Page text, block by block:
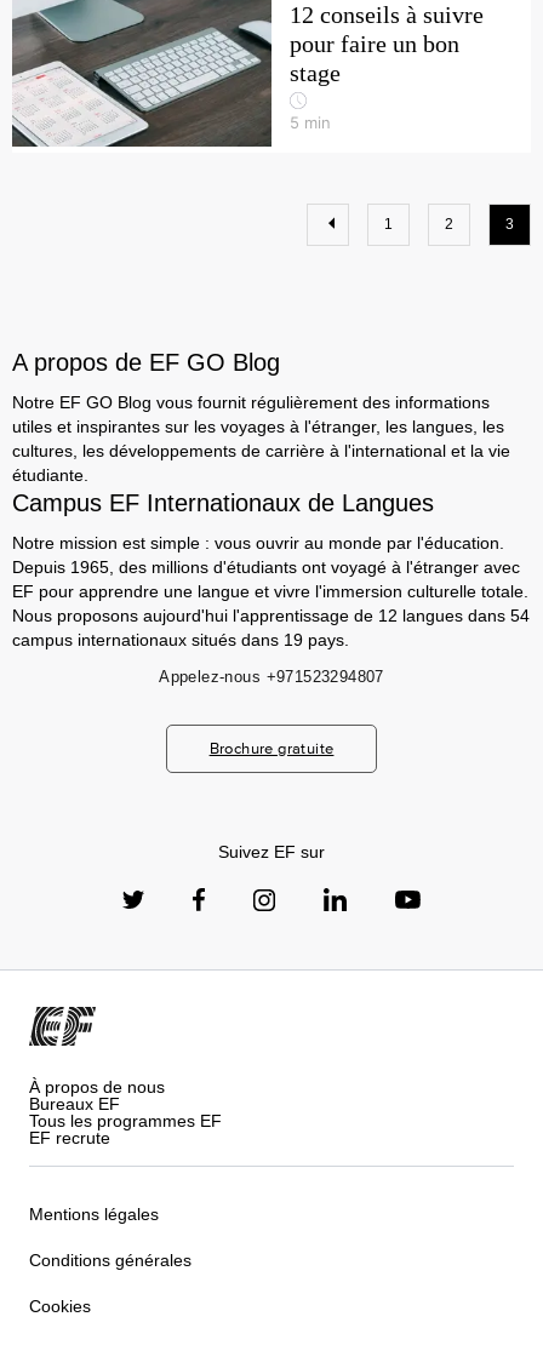
12 conseils à suivre
pour faire un bon
stage
5 min
1 2 3
A propos de EF GO Blog
Notre EF GO Blog vous fournit régulièrement des informations
utiles et inspirantes sur les voyages à l'étranger, les langues, les
cultures, les développements de carrière à l'international et la vie
étudiante.
Campus EF Internationaux de Langues
Notre mission est simple : vous ouvrir au monde par l'éducation.
Depuis 1965, des millions d'étudiants ont voyagé à l'étranger avec
EF pour apprendre une langue et vivre l'immersion culturelle totale.
Nous proposons aujourd'hui l'apprentissage de 12 langues dans 54
campus internationaux situés dans 19 pays.
Appelez-nous +971523294807
Brochure gratuite
Suivez EF sur
À propos de nous
Bureaux EF
Tous les programmes EF
EF recrute
Mentions légales
Conditions générales
Cookies